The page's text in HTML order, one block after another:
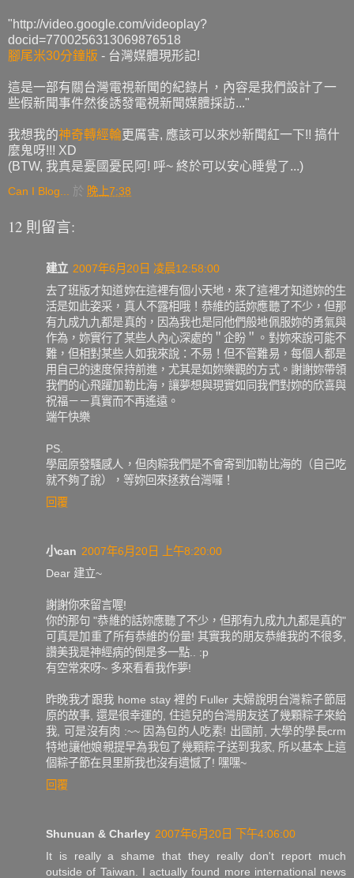
"http://video.google.com/videoplay?
docid=7700256313069876518
腳尾米30分鐘版 - 台灣媒體現形記!
這是一部有關台灣電視新聞的紀錄片，內容是我們設計了一
些假新聞事件然後誘發電視新聞媒體採訪..."
我想我的神奇轉經輪更厲害, 應該可以來炒新聞紅一下!! 搞什
麼鬼呀!!! XD
(BTW, 我真是憂國憂民阿! 呼~ 終於可以安心睡覺了...)
Can I Blog... 於 晚上7:38
12 則留言:
建立 2007年6月20日 凌晨12:58:00
去了班版才知道妳在這裡有個小天地，來了這裡才知道妳的生
活是如此姿采，真人不露相哦！恭維的話妳應聽了不少，但那
有九成九九都是真的，因為我也是同他們般地佩服妳的勇氣與
作為，妳實行了某些人內心深處的＂企盼＂。對妳來說可能不
難，但相對某些人如我來說：不易！但不管難易，每個人都是
用自己的速度保持前進，尤其是如妳樂觀的方式。謝謝妳帶領
我們的心飛躍加勒比海，讓夢想與現實如同我們對妳的欣喜與
祝福－－真實而不再遙遠。
端午快樂
PS.
學屈原發騷感人，但肉粽我們是不會寄到加勒比海的（自己吃
就不夠了說），等妳回來拯救台灣囉！
回覆
小can 2007年6月20日 上午8:20:00
Dear 建立~
謝謝你來留言喔!
你的那句 "恭維的話妳應聽了不少，但那有九成九九都是真的"
可真是加重了所有恭維的份量! 其實我的朋友恭維我的不很多,
讚美我是神經病的倒是多一點.. :p
有空常來呀~ 多來看看我作夢!
昨晚我才跟我 home stay 裡的 Fuller 夫婦說明台灣粽子節屈
原的故事, 還是很幸運的, 住這兒的台灣朋友送了幾顆粽子來給
我, 可是沒有肉 :~~ 因為包的人吃素! 出國前, 大學的學長crm
特地讓他娘親提早為我包了幾顆粽子送到我家, 所以基本上這
個粽子節在貝里斯我也沒有遺憾了! 嘿嘿~
回覆
Shunuan & Charley 2007年6月20日 下午4:06:00
It is really a shame that they really don't report much
outside of Taiwan. I actually found more international news